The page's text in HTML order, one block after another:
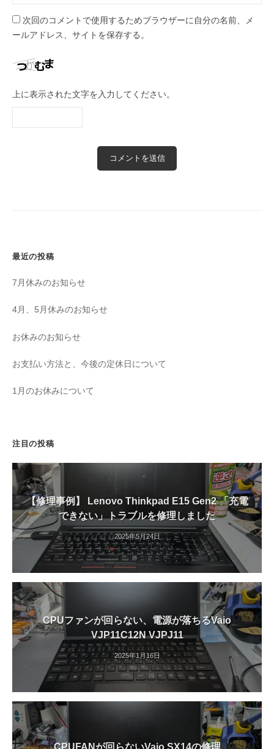
次回のコメントで使用するためブラウザーに自分の名前、メ
ールアドレス、サイトを保存する。
上に表示された文字を入力してください。
最近の投稿
7月休みのお知らせ
4月、5月休みのお知らせ
お休みのお知らせ
お支払い方法と、今後の定休日について
1月のお休みについて
注目の投稿
【修理事例】 Lenovo Thinkpad E15 Gen2 「充電
できない」トラブルを修理しました
2025年5月24日
CPUファンが回らない、電源が落ちるVaio
VJP11C12N VJPJ11
2025年1月16日
CPUFANが回らないVaio SX14の修理